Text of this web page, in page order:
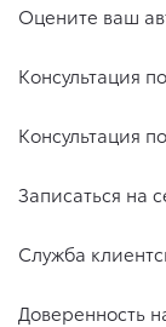
Оцените ваш
Консультация
Консультация
Записаться на
Служба
Доверенность